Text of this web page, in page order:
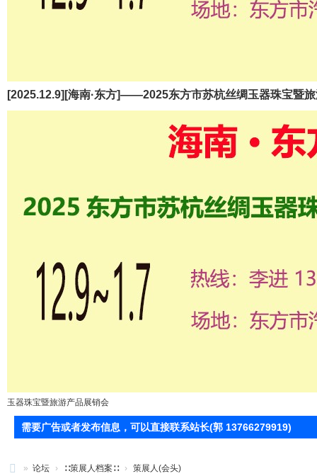
[2025.12.9][海南·东方]——2025东方市苏杭丝绸玉器珠宝暨
玉器珠宝暨旅游产品展销会
需要广告或者发布信息，可以直接联系站长(郭 13766279919)
» 论坛 › ∷策展人档案∷ › 策展人(会头)